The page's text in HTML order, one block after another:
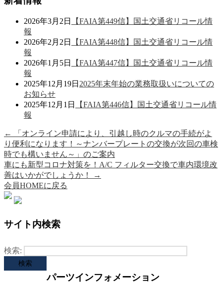
2026年3月2日
【FAIA第449信】国土交通省リコール情
報
2026年2月2日
【FAIA第448信】国土交通省リコール情
報
2026年1月5日
【FAIA第447信】国土交通省リコール情
報
2025年12月19日 2025年末年始の業務取扱いについての
お知らせ
2025年12月1日
【FAIA第446信】国土交通省リコール情
報
←
「オンライン申請により、引越し時のクルマの手続がよ
り便利になります！～ナンバープレートの交換が次回の車検
時でも構いません～」のご案内
車にも新型コロナ対策を！A/C フィルター交換で車内環境改
善はいかがでしょうか！
→
会員HOMEに戻る
サイト内検索
検索:
パーツインフォメーション